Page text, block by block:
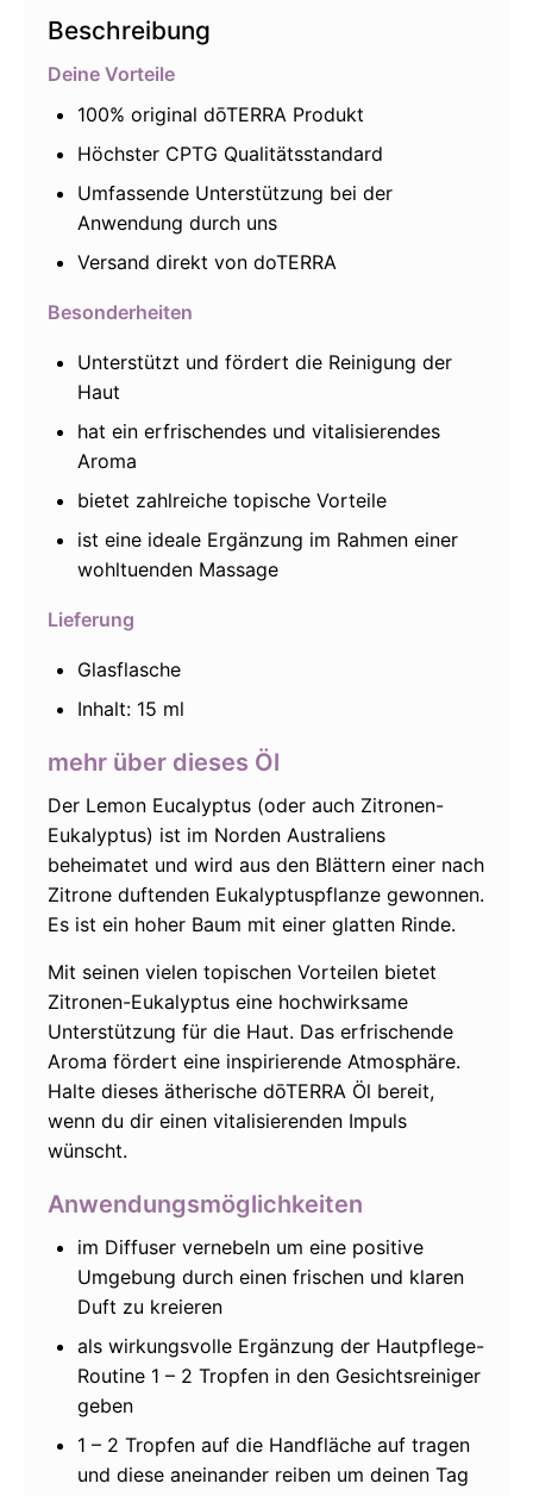
Beschreibung
Deine Vorteile
100% original dōTERRA Produkt
Höchster CPTG Qualitätsstandard
Umfassende Unterstützung bei der
Anwendung durch uns
Versand direkt von doTERRA
Besonderheiten
Unterstützt und fördert die Reinigung der
Haut
hat ein erfrischendes und vitalisierendes
Aroma
bietet zahlreiche topische Vorteile
ist eine ideale Ergänzung im Rahmen einer
wohltuenden Massage
Lieferung
Glasflasche
Inhalt: 15 ml
mehr über dieses Öl
Der Lemon Eucalyptus (oder auch Zitronen-
Eukalyptus) ist im Norden Australiens
beheimatet und wird aus den Blättern einer nach
Zitrone duftenden Eukalyptuspflanze gewonnen.
Es ist ein hoher Baum mit einer glatten Rinde.
Mit seinen vielen topischen Vorteilen bietet
Zitronen-Eukalyptus eine hochwirksame
Unterstützung für die Haut. Das erfrischende
Aroma fördert eine inspirierende Atmosphäre.
Halte dieses ätherische dōTERRA Öl bereit,
wenn du dir einen vitalisierenden Impuls
wünscht.
Anwendungsmöglichkeiten
im Diffuser vernebeln um eine positive
Umgebung durch einen frischen und klaren
Duft zu kreieren
als wirkungsvolle Ergänzung der Hautpflege-
Routine 1 – 2 Tropfen in den Gesichtsreiniger
geben
1 – 2 Tropfen auf die Handfläche auf tragen
und diese aneinander reiben um deinen Tag